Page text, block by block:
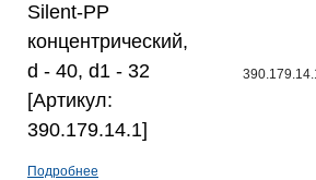
Silent-PP
концентрический,
d - 40, d1 - 32
[Артикул:
390.179.14.1]
Подробнее